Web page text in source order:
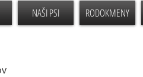
NAŠI PSI RODOKMENY